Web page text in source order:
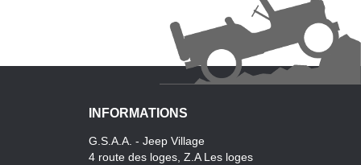
INFORMATIONS
G.S.A.A. - Jeep Village
4 route des loges, Z.A Les loges